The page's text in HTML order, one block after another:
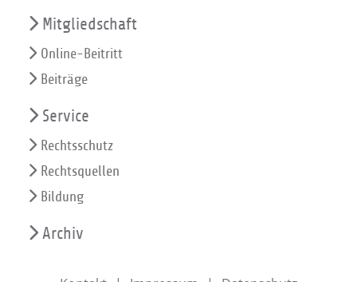
Mitgliedschaft
Online-Beitritt
Beiträge
Service
Rechtsschutz
Rechtsquellen
Bildung
Archiv